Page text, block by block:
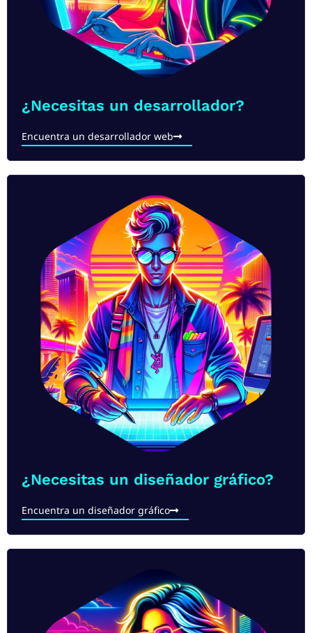
¿Necesitas un desarrollador?
Encuentra un desarrollador web
¿Necesitas un diseñador gráfico?
Encuentra un diseñador gráfico